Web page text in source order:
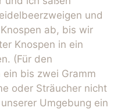
und
ab, bis wir
Knospen in ein
(Für den
bis zwei Gramm
oder Sträucher nicht
Umgebung ein